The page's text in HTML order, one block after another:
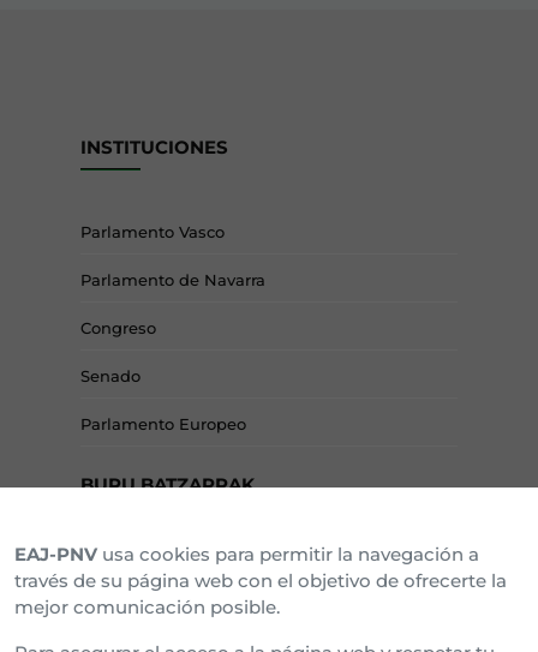
INSTITUCIONES
Parlamento Vasco
Parlamento de Navarra
Congreso
Senado
Parlamento Europeo
BURU BATZARRAK
Araba Buru Batzar
Bizkai Buru Batzar
EAJ-PNV usa cookies para permitir la navegación a
través de su página web con el objetivo de ofrecerte la
mejor comunicación posible.